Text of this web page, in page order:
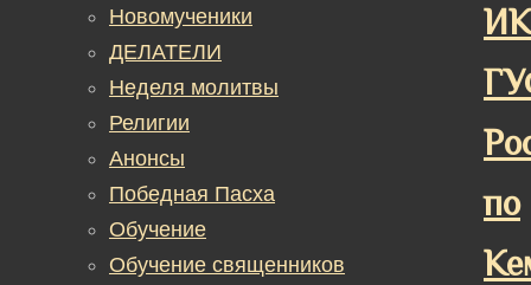
по
Новомученики
ДЕЛАТЕЛИ
Неделя молитвы
Религии
Анонсы
Победная Пасха
Обучение
Обучение священников